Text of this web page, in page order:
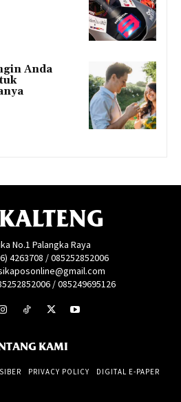
Anda
No.1 Palangka Raya
4263708 / 085252852006
/ 085249695126
KAMI
PRIVACY POLICY DIGITAL E-PAPER